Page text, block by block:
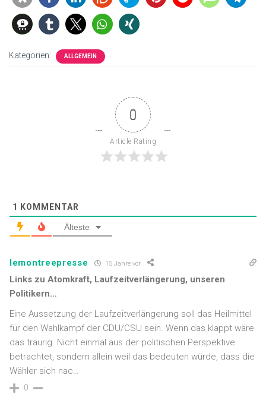
Kategorien: ALLGEMEIN
0
Article Rating
1 KOMMENTAR
Älteste
lemontreepresse 15 Jahre vor
Links zu Atomkraft, Laufzeitverlängerung, unseren
Politikern…
Eine Aussetzung der Laufzeitverlängerung soll das Heilmittel
für den Wahlkampf der CDU/CSU sein. Wenn das klappt wäre
das traurig. Nicht einmal aus der politischen Perspektive
betrachtet, sondern allein weil das bedeuten würde, dass die
Wähler sich nac…
0